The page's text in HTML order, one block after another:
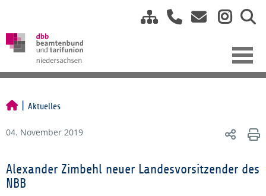
Aktuelles
04. November 2019
Alexander Zimbehl neuer Landesvorsitzender des
NBB